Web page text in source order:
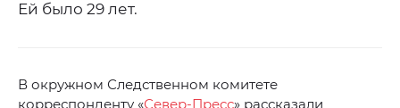
Ей было 29 лет.
В окружном Следственном комитете
корреспонденту «Север-Пресс» рассказали